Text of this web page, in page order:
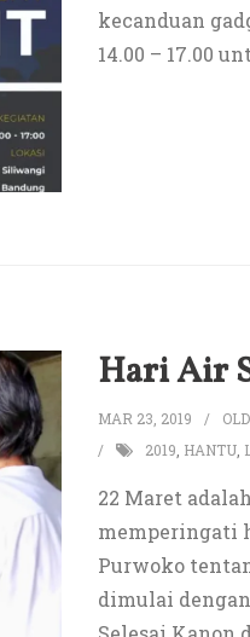
kecanduan
14.00 – 17.00
Hari Air
MAR 23, 2019
2019 HANTU,
22 Maret
memperingati
Purwoko
dimulai